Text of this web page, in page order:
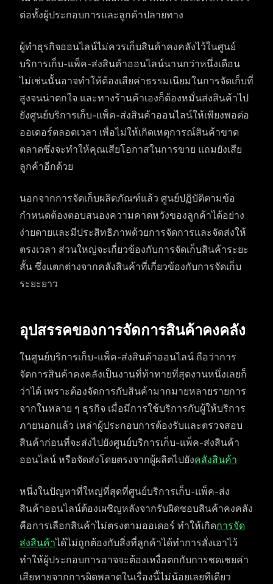
ต่อทั้งผู้ประกอบการและลูกค้าปลายทาง
ผู้ทำธุรกิจออนไลน์ไม่ควรเก็บสินค้าคงคลังไว้ในศูนย์
บริการเก็บ-แพ็ค-ส่งสินค้าออนไลน์นานกว่าหนึ่งเดือน
ไม่เช่นนั้นอาจทำให้ต้องเสียค่าธรรมเนียมในการจัดเก็บที่
สูงจนน่าตกใจ และทางร้านค้าเองก็ต้องหมั่นส่งสินค้าไป
ยังศูนย์บริการเก็บ-แพ็ค-ส่งสินค้าออนไลน์ให้เพียงพอต่อ
ออเดอร์ตลอดเวลา เพื่อไม่ให้เกิดเหตุการณ์สินค้าขาด
ตลาดซึ่งจะทำให้คุณเสียโอกาสในการขาย แถมยังเสีย
ลูกค้าอีกด้วย
นอกจากการจัดเก็บผลิตภัณฑ์แล้ว ศูนย์ปฏิบัติตามข้อ
กำหนดต้องตอบสนองความคาดหวังของลูกค้าได้อย่าง
ง่ายดายและมีประสิทธิภาพด้วยการจัดการและจัดส่งให้
ตรงเวลา ส่วนใหญ่จะเกี่ยวข้องกับการจัดเก็บสินค้าระยะ
สั้น ซึ่งแตกต่างจากคลังสินค้าที่เกี่ยวข้องกับการจัดเก็บ
ระยะยาว
อุปสรรคของการจัดการสินค้าคงคลัง
ในศูนย์บริการเก็บ-แพ็ค-ส่งสินค้าออนไลน์ ถือว่าการ
จัดการสินค้าคงคลังเป็นงานที่ท้าทายที่สุดงานหนึ่งเลยก็
ว่าได้ เพราะต้องจัดการกับสินค้ามากมายหลายรายการ
จากในหลาย ๆ ธุรกิจ เมื่อมีการใช้บริการกับผู้ให้บริการ
ภายนอกแล้ว เหล่าผู้ประกอบการต้องรับและตรวจสอบ
สินค้าก่อนที่จะส่งไปยังศูนย์บริการเก็บ-แพ็ค-ส่งสินค้า
ออนไลน์ หรือจัดส่งโดยตรงจากผู้ผลิตไปยังคลังสินค้า
หนึ่งในปัญหาที่ใหญ่ที่สุดที่ศูนย์บริการเก็บ-แพ็ค-ส่ง
สินค้าออนไลน์ต้องเผชิญหลังจากรับผิดชอบสินค้าคงคลัง
คือการเลือกสินค้าไม่ตรงตามออเดอร์ ทำให้เกิดการจัด
ส่งสินค้าได้ไม่ถูกต้องกับสิ่งที่ลูกค้าได้ทำการสั่งเอาไว้
ทำให้ผู้ประกอบการอาจจะต้องเหงื่อตกกับการชดเชยค่า
เสียหายจากการผิดพลาดในเรื่องนี้ไม่น้อยเลยทีเดียว